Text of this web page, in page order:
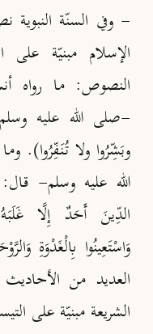
- وفي السنّة
الإسلام مبنيّة على
النصوص: ما رواه
-صلى الله عليه
وبَشِّرُوا ولا تُنَفِّرُوا).
الله عليه وسلم-
الدِّينَ أَحَدٌ إِلَّا
وَاسْتَعِينُوا بِالْغَدْوَةِ
العديد من
الشريعة مبنيّة على